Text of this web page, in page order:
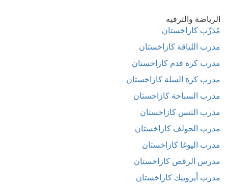
الرياضة والترفيه
مُدَرِّب كازاخستان
مدرب اللياقة كازاخستان
مدرب كرة قدم كازاخستان
مدرب كرة السلة كازاخستان
مدرب السباحة كازاخستان
مدرب التنس كازاخستان
مدرب الجولف كازاخستان
مدرب اليوغا كازاخستان
مدرس الرقص كازاخستان
مدرب أيروبيك كازاخستان